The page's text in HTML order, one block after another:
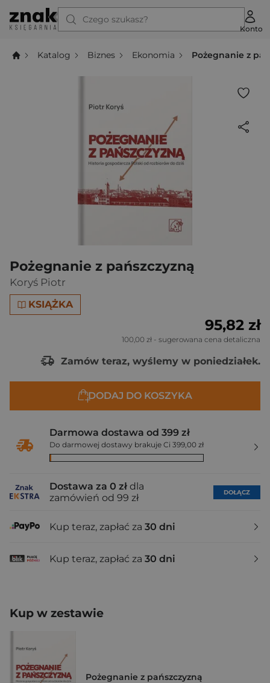
Czego szukasz?
Konto
Katalog Biznes Ekonomia Pożegnanie z
Pożegnanie z pańszczyzną
Koryś Piotr
KSIĄŻKA
95,82 zł
100,00 zł - sugerowana cena detaliczna
Zamów teraz, wyślemy w poniedziałek.
DODAJ DO KOSZYKA
Darmowa dostawa od 399 zł
Do darmowej dostawy brakuje Ci 399,00 zł
Dostawa za 0 zł dla
zamówień od 99 zł
DOŁĄCZ
Kup teraz, zapłać za 30 dni
Kup teraz, zapłać za 30 dni
Kup w zestawie
Pożegnanie z pańszczyzną